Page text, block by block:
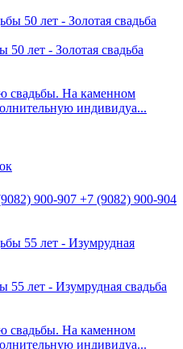
лет - Золотая свадьба
свадьбы. На каменном
индивидуа...
900-907 +7 (9082) 900-904
лет - Изумрудная свадьба
свадьбы. На каменном
индивидуа...